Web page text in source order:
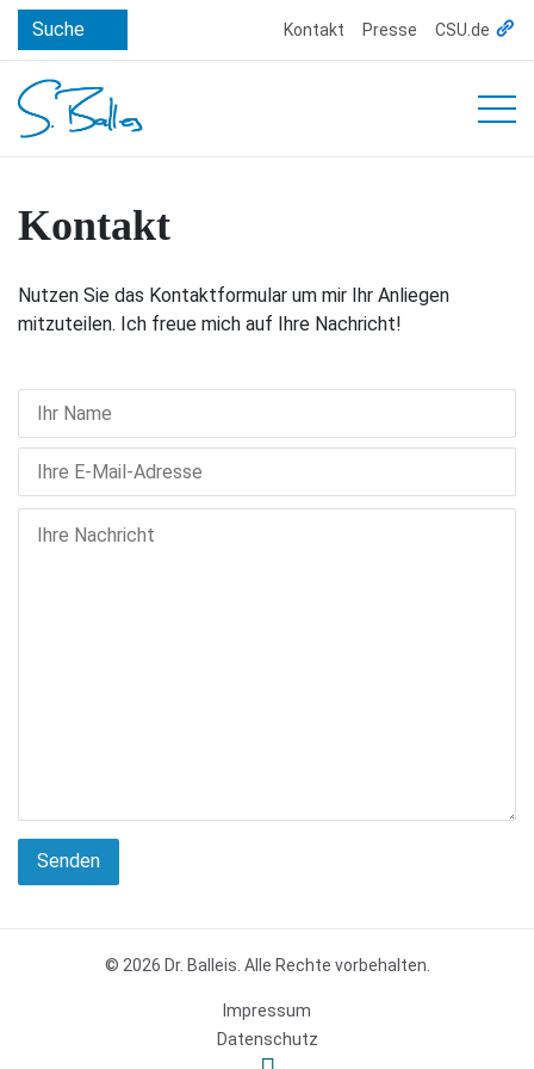
Suche Kontakt Presse CSU.de
PERSON
FUNKTIONEN
MEDIEN
ERLANGEN
Kontakt
Nutzen Sie das Kontaktformular um mir Ihr Anliegen
mitzuteilen. Ich freue mich auf Ihre Nachricht!
lasse
© 2026 Dr. Balleis. Alle Rechte vorbehalten.
Impressum
Datenschutz